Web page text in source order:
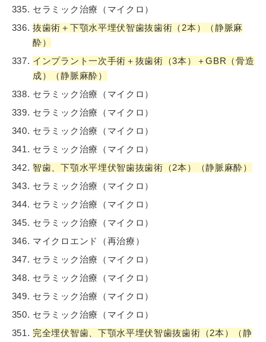
セラミック治療（マイクロ）
抜歯術＋下顎水平埋伏智歯抜歯術（2本）（静脈麻
酔）
インプラント一次手術＋抜歯術（3本）＋GBR（骨造
成）（静脈麻酔）
セラミック治療（マイクロ）
セラミック治療（マイクロ）
セラミック治療（マイクロ）
セラミック治療（マイクロ）
智歯、下顎水平埋伏智歯抜歯術（2本）（静脈麻酔）
セラミック治療（マイクロ）
セラミック治療（マイクロ）
セラミック治療（マイクロ）
マイクロエンド（再治療）
セラミック治療（マイクロ）
セラミック治療（マイクロ）
セラミック治療（マイクロ）
セラミック治療（マイクロ）
完全埋伏智歯、下顎水平埋伏智歯抜歯術（2本）（静